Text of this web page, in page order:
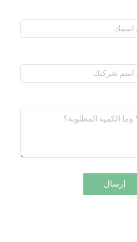
إرسال